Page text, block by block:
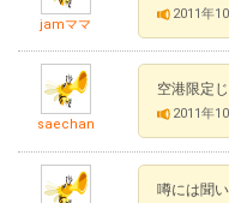
jamママ
2011年
saechan
空港限定
2011年
噂には聞